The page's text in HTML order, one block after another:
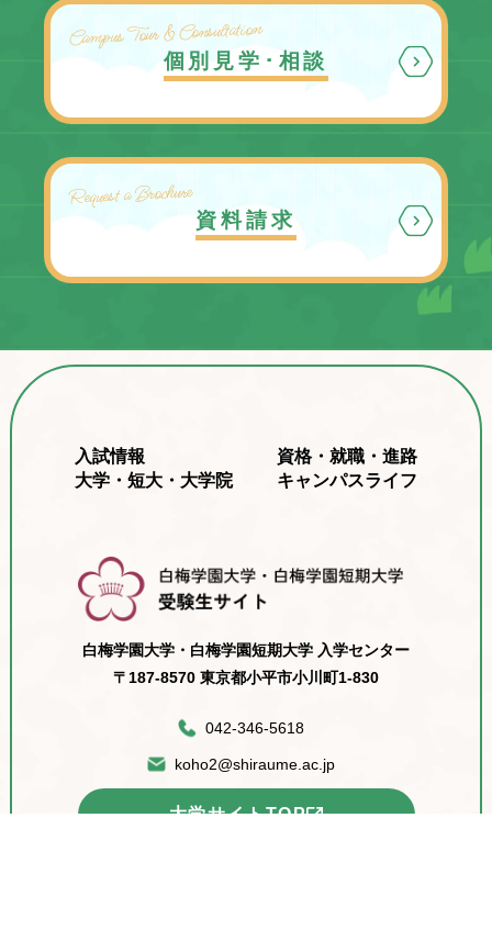
Campus Tour & Consultation
個別見学･相談
Request a Brochure
資料請求
入試情報
キャンパスライフ
大学・短大・大学院
資格・就職・進路
白梅学園大学・白梅学園短期大学 入学センター
〒187-8570 東京都小平市小川町1-830
042-346-5618
koho2@shiraume.ac.jp
大学サイトTOP